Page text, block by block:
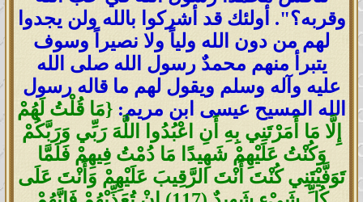
وقربه؟". أولئك قد أشركوا بالله ولن يجدوا
لهم من دون الله ولياً ولا نصيراً وسوف
يتبرأ منهم محمدٌ رسول الله صلى الله
عليه وآله وسلم ويقول لهم ما قاله رسول
الله المسيح عيسى ابن مريم: {مَا قُلْتُ لَهُمْ
إِلَّا مَا أَمَرْتَنِي بِهِ أَنِ اعْبُدُوا اللَّهَ رَبِّي وَرَبَّكُمْ
وَكُنْتُ عَلَيْهِمْ شَهِيدًا مَا دُمْتُ فِيهِمْ فَلَمَّا
تَوَفَّيْتَنِي كُنْتَ أَنْتَ الرَّقِيبَ عَلَيْهِمْ وَأَنْتَ عَلَى